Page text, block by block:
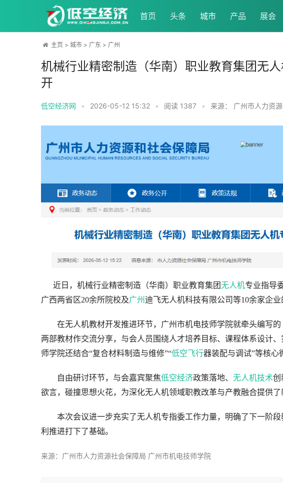
首页 头条 城市 产品 展会
主页 > 城市 > 广东 > 广州
机械行业精密制造（华南）职业教育集团无
开
低空经济网 • 2026-05-12 15:32 • 阅读 1387 • 来源： 广州市人力资
近日，机械行业精密制造（华南）职业教育集团无人机专业指导
广西两省区20余所院校及广州迪飞无人机科技有限公司等10余家企
在无人机教材开发推进环节，广州市机电技师学院就牵头编写的
两部教材作交流分享，与会人员围绕人才培养目标、课程体系设计
师学院还结合“复合材料制造与维修”“低空飞行器装配与调试”等核心
自由研讨环节，与会嘉宾聚焦低空经济政策落地、 无人机技术创
欲言，碰撞思想火花，为深化无人机领域职教改革与产教融合提供了
本次会议进一步充实了无人机专指委工作力量，明确了下一阶段
利推进打下了基础。
来源：广州市人力资源社会保障局 广州市机电技师学院